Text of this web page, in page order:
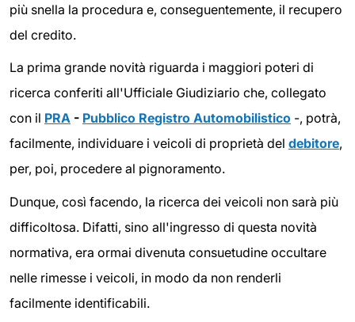
più snella la procedura e, conseguentemente, il recupero
del credito.
La prima grande novità riguarda i maggiori poteri di
ricerca conferiti all'Ufficiale Giudiziario che, collegato
con il PRA - Pubblico Registro Automobilistico -, potrà,
facilmente, individuare i veicoli di proprietà del debitore,
per, poi, procedere al pignoramento.
Dunque, così facendo, la ricerca dei veicoli non sarà più
difficoltosa. Difatti, sino all'ingresso di questa novità
normativa, era ormai divenuta consuetudine occultare
nelle rimesse i veicoli, in modo da non renderli
facilmente identificabili.